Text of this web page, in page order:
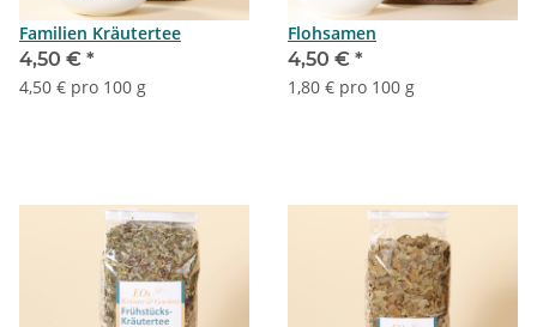
Familien Kräutertee
4,50 € *
4,50 € pro 100 g
Flohsamen
4,50 € *
1,80 € pro 100 g